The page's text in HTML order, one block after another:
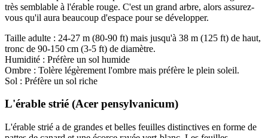
très semblable à l'érable rouge. C'est un grand arbre, alors assurez-
vous qu'il aura beaucoup d'espace pour se développer.
Taille adulte : 24-27 m (80-90 ft) mais jusqu'à 38 m (125 ft) de haut,
tronc de 90-150 cm (3-5 ft) de diamètre.
Humidité : Préfère un sol humide
Ombre : Tolère légèrement l'ombre mais préfère le plein soleil.
Sol : Préfère un sol riche
L'érable strié (Acer pensylvanicum)
L'érable strié a de grandes et belles feuilles distinctives en forme de